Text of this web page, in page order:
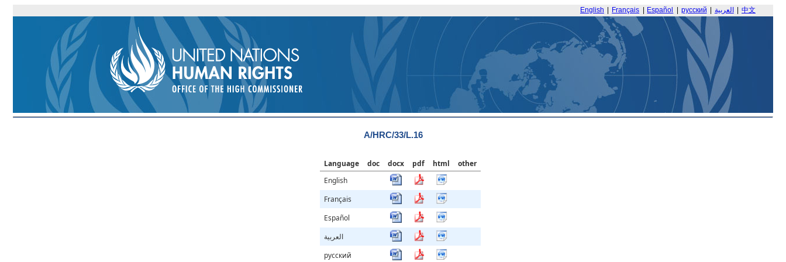
English Français Español русский العربية 中文
A/HRC/33/L.16
Language doc docx pdf html
other
English
Français
Español
العربية
русский